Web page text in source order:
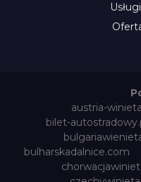
austria-
bilet-
bulharskadalnice.com